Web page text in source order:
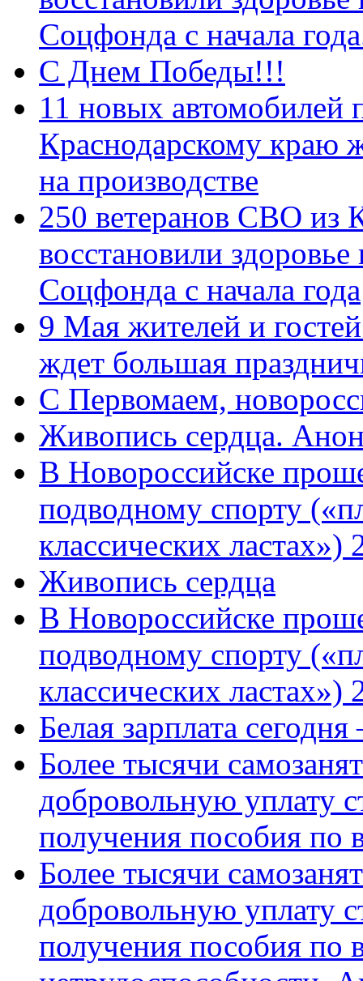
Соцфонда с начала
С Днем Победы!!!
11 новых автомобилей
Краснодарскому краю
на производстве
250 ветеранов СВО из
восстановили
Соцфонда с начала года
9 Мая жителей и
ждет большая
C Первомаем,
Живопись сердца.
В Новороссийске
подводному спорту
классических
Живопись сердца
В Новороссийске
подводному спорту
классических ластах»)
Белая зарплата
Более тысячи
добровольную уплату
получения пособия по
Более тысячи
добровольную уплату
получения пособия по